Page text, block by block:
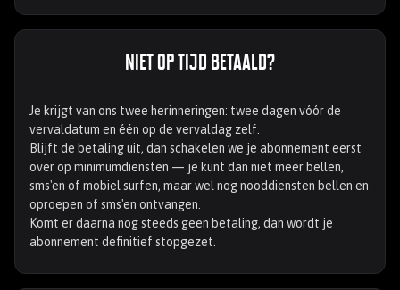
Niet op tijd betaald?
Je krijgt van ons twee herinneringen: twee dagen vóór de
vervaldatum en één op de vervaldag zelf.
Blijft de betaling uit, dan schakelen we je abonnement eerst
over op minimumdiensten — je kunt dan niet meer bellen,
sms'en of mobiel surfen, maar wel nog nooddiensten bellen en
oproepen of sms'en ontvangen.
Komt er daarna nog steeds geen betaling, dan wordt je
abonnement definitief stopgezet.